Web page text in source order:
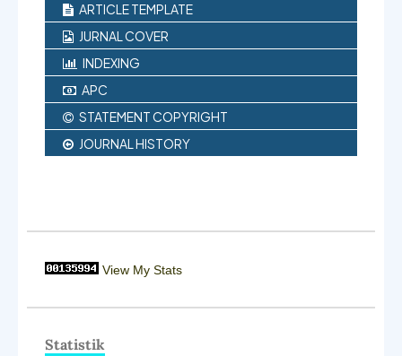
ARTICLE TEMPLATE
JURNAL COVER
INDEXING
APC
STATEMENT COPYRIGHT
JOURNAL HISTORY
View My Stats
Statistik